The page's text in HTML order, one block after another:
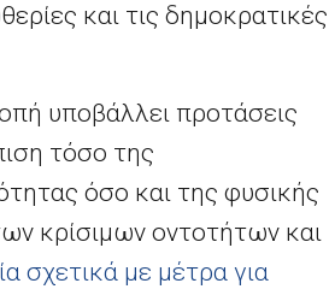
και τις δημοκρατικές
υποβάλλει προτάσεις
τόσο της
όσο και της φυσικής
κρίσιμων οντοτήτων και
σχετικά με μέτρα για